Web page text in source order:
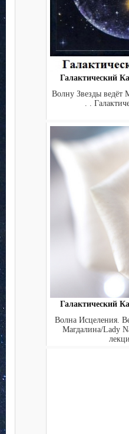
Галактический
Волну Звезды ведёт
. .
Галактический
Волна Исцеления.
Магдалина/Lady